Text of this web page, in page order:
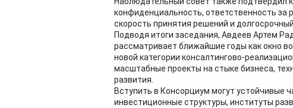
конфиденциальность, ответственность за
скорость принятия решений и
Подводя итоги заседания, Авдеев Артем
рассматривает ближайшие годы как окно
новой категории консалтингово-
масштабные проекты на стыке бизнеса,
развития.
Вступить в Консорциум могут устойчивые
инвестиционные структуры, институты